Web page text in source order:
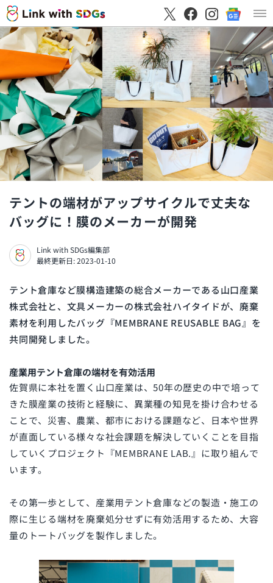
テントの端材がアップサイクルで丈夫な
バッグに！膜のメーカーが開発
Link with SDGs編集部
最終更新日: 2023-01-10
テント倉庫など膜構造建築の総合メーカーである山口産業
株式会社と、文具メーカーの株式会社ハイタイドが、廃棄
素材を利用したバッグ『MEMBRANE REUSABLE BAG』を
共同開発しました。
産業用テント倉庫の端材を有効活用
佐賀県に本社を置く山口産業は、50年の歴史の中で培って
きた膜産業の技術と経験に、異業種の知見を掛け合わせる
ことで、災害、農業、都市における課題など、日本や世界
が直面している様々な社会課題を解決していくことを目指
していくプロジェクト『MEMBRANE LAB.』に取り組んで
います。
その第一歩として、産業用テント倉庫などの製造・施工の
際に生じる端材を廃棄処分せずに有効活用するため、大容
量のトートバッグを製作しました。